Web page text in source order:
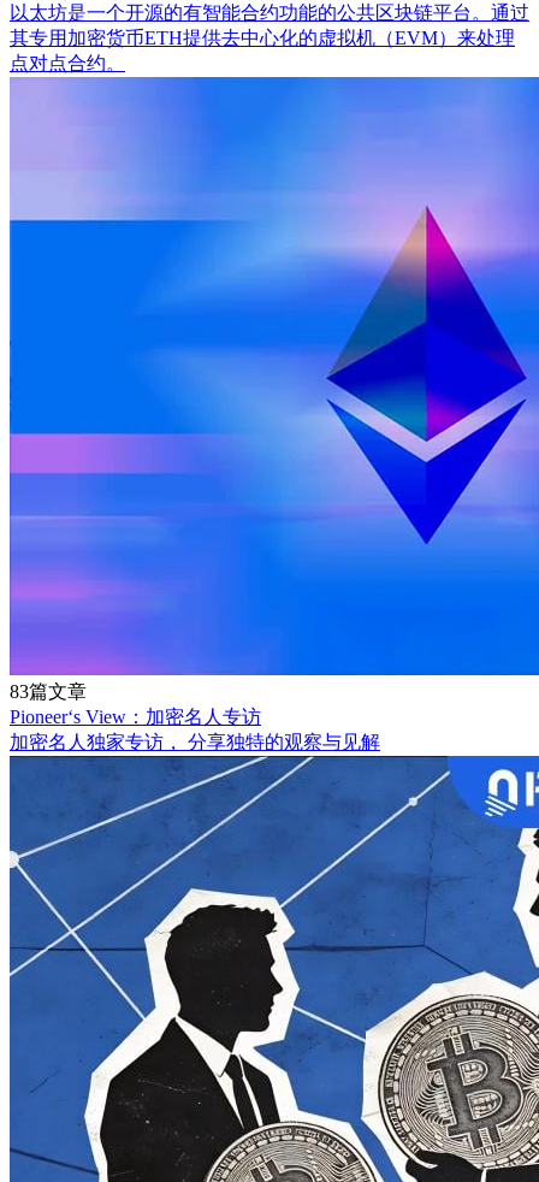
以太坊是一个开源的有智能合约功能的公共区块链平台。通过
其专用加密货币ETH提供去中心化的虚拟机（EVM）来处理
点对点合约。
83篇文章
Pioneer‘s View：加密名人专访
加密名人独家专访， 分享独特的观察与见解